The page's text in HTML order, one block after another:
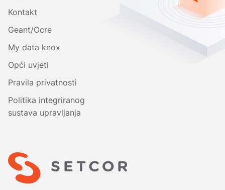
Kontakt
Geant/Ocre
My data knox
Opći uvjeti
Pravila privatnosti
Politika integriranog
sustava upravljanja